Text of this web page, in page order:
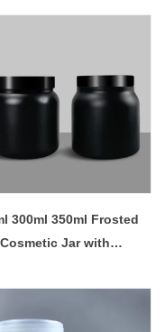
300ml 350ml Frosted
Cosmetic Jar with